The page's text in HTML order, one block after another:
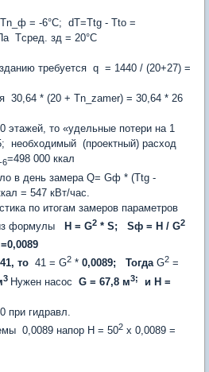
= -6°С; dT=Ttg - Tto =
Tсред. зд = 20°С
требуется q = 1440 / (20+27) =
30,64 * (20 + Tn_zamer) = 30,64 * 26
этажей, то «удельные потери на 1
необходимый (проектный) расход
-6=498 000 ккал
в день замера Q= Gф * (Ttg -
= 547 кВт/час.
по итогам замеров параметров
формулы Н = G2 * S; Sф = Н / G2
0,0089
то 41 = G2 * 0,0089; Тогда G2 =
3 Нужен насос G = 67,8 м3;
и Н =
при гидравл.
0,0089 напор H = 502 х 0,0089 =